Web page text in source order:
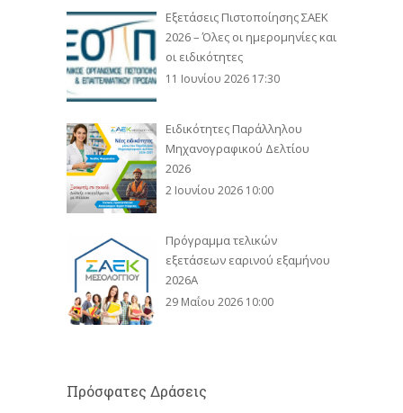
Εξετάσεις Πιστοποίησης ΣΑΕΚ
2026 – Όλες οι ημερομηνίες και
οι ειδικότητες
11 Ιουνίου 2026 17:30
Ειδικότητες Παράλληλου
Μηχανογραφικού Δελτίου
2026
2 Ιουνίου 2026 10:00
Πρόγραμμα τελικών
εξετάσεων εαρινού εξαμήνου
2026Α
29 Μαΐου 2026 10:00
Πρόσφατες Δράσεις